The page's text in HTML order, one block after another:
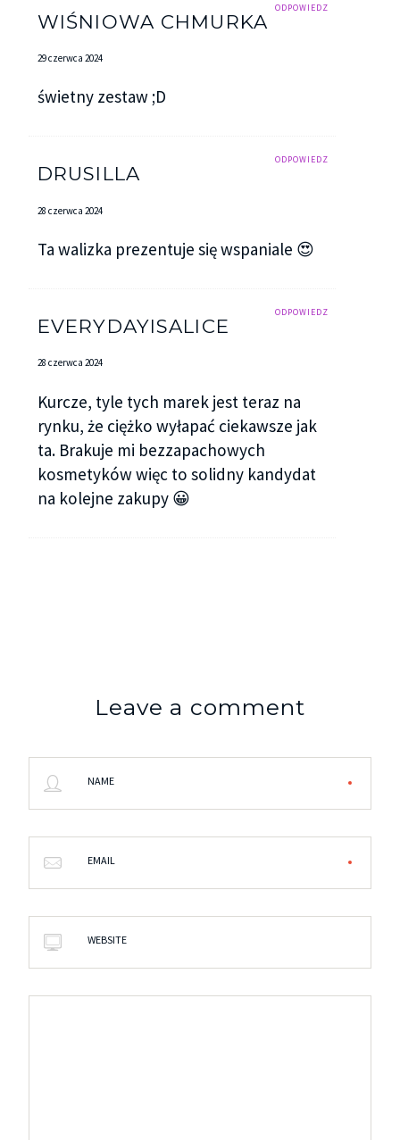
ODPOWIEDZ
WIŚNIOWA CHMURKA
29 czerwca 2024
świetny zestaw ;D
ODPOWIEDZ
DRUSILLA
28 czerwca 2024
Ta walizka prezentuje się wspaniale 😍
ODPOWIEDZ
EVERYDAYISALICE
28 czerwca 2024
Kurcze, tyle tych marek jest teraz na
rynku, że ciężko wyłapać ciekawsze jak
ta. Brakuje mi bezzapachowych
kosmetyków więc to solidny kandydat
na kolejne zakupy 😀
Leave a comment
NAME
EMAIL
WEBSITE